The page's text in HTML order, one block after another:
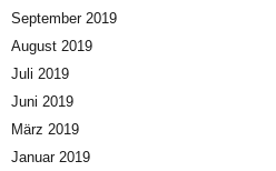
September 2019
August 2019
Juli 2019
Juni 2019
März 2019
Januar 2019